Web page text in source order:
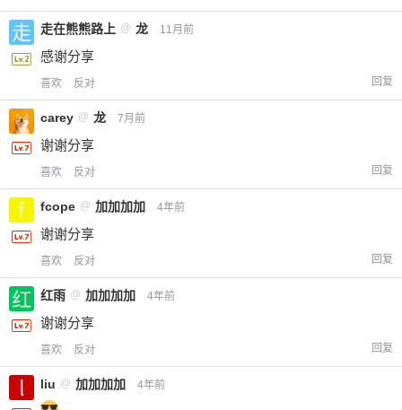
走在熊熊路上 @ 龙 11月前
感谢分享
喜欢 反对 回复
carey @ 龙 7月前
谢谢分享
喜欢 反对 回复
fcope @ 加加加加 4年前
谢谢分享
喜欢 反对 回复
红雨 @ 加加加加 4年前
谢谢分享
喜欢 反对 回复
liu @ 加加加加 4年前